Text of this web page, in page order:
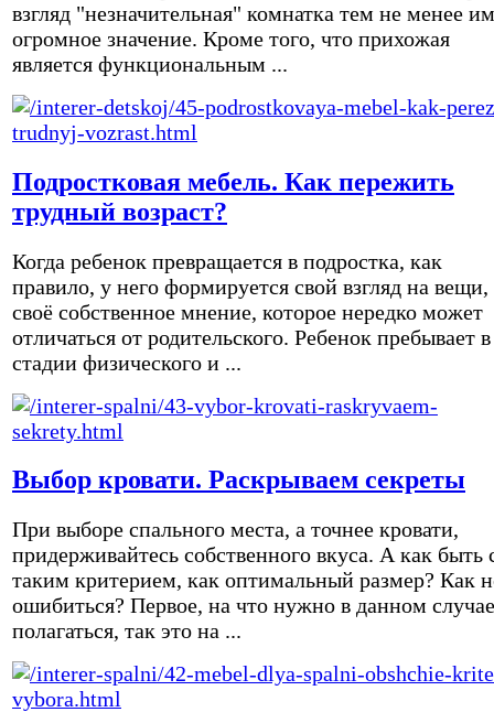
взгляд "незначительная" комнатка тем не менее
огромное значение. Кроме того, что прихожая
является функциональным ...
Подростковая мебель. Как пережить
трудный возраст?
Когда ребенок превращается в подростка, как
правило, у него формируется свой взгляд на вещи,
своё собственное мнение, которое нередко может
отличаться от родительского. Ребенок пребывает в
стадии физического и ...
Выбор кровати. Раскрываем секреты
При выборе спального места, а точнее кровати,
придерживайтесь собственного вкуса. А как быть
таким критерием, как оптимальный размер? Как
ошибиться? Первое, на что нужно в данном случае
полагаться, так это на ...